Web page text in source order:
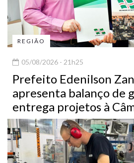
REGIÃO
05/08/2026 - 21h25
Prefeito Edenilson
apresenta balanço de
entrega projetos à